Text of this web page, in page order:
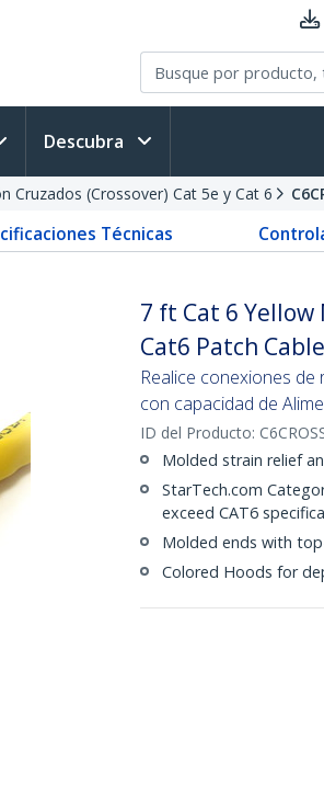
Descubra
Cruzados (Crossover) Cat 5e y Cat 6
Técnicas
7 ft Cat 6 Yellow
Cat6 Patch Cable
Realice conexiones de
con capacidad de
ID del Producto:
Molded strain relief
StarTech.com
exceed CAT6
Molded ends with
Colored Hoods for